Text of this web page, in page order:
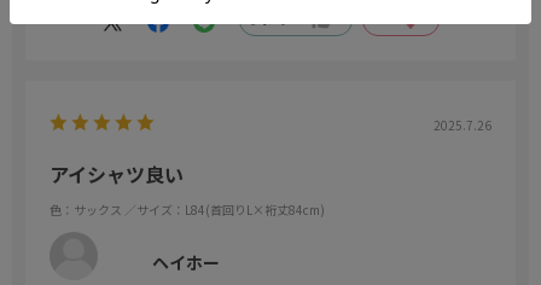
2025.7.26
アイシャツ良い
色：サックス ／サイズ：L84(首回りL×裄丈84cm)
ヘイホー